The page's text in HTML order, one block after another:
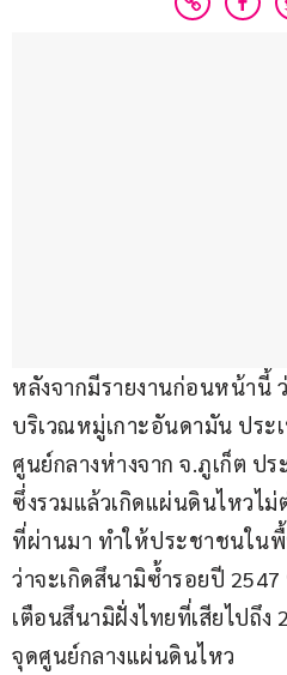
หลังจากมีรายงานก่อนหน้านี้
บริเวณหมู่เกาะอันดามัน ประ
ศูนย์กลางห่างจาก จ.ภูเก็ต ป
ซึ่งรวมแล้วเกิดแผ่นดินไหวไม่
ที่ผ่านมา ทำให้ประชาชนใน
ว่าจะเกิดสึนามิซ้ำรอยปี
เตือนสึนามิฝั่งไทยที่เสียไปถึง
จุดศูนย์กลางแผ่นดินไหว